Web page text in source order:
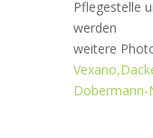
Pflegestelle
werden
weitere
Dobermann-